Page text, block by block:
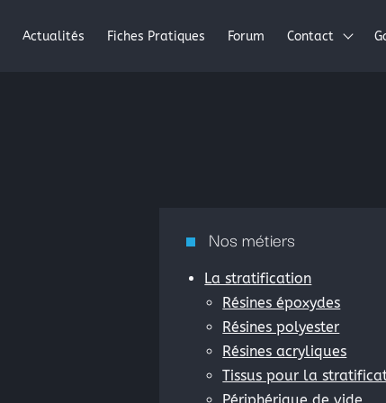
Nos métiers
La stratification
Résines époxydes
Résines polyester
Résines acryliques
Tissus pour la
Actualités Fiches Pratiques Forum Contact